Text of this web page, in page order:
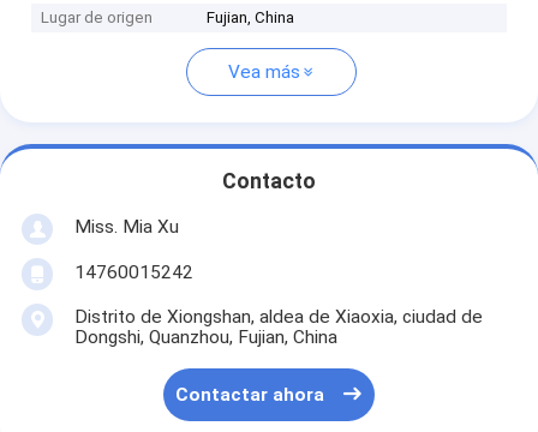
Lugar de origen
Fujian, China
Vea más
Contacto
Miss. Mia Xu
14760015242
Distrito de Xiongshan, aldea de Xiaoxia, ciudad de
Dongshi, Quanzhou, Fujian, China
Contactar ahora